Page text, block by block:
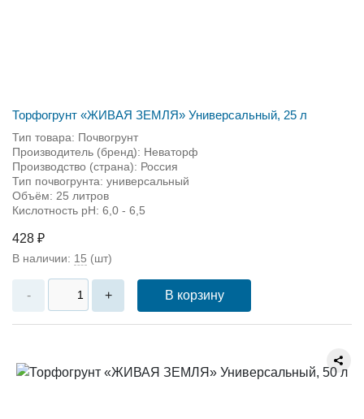
Торфогрунт «ЖИВАЯ ЗЕМЛЯ» Универсальный, 25 л
Тип товара: Почвогрунт
Производитель (бренд): Неваторф
Производство (страна): Россия
Тип почвогрунта: универсальный
Объём: 25 литров
Кислотность pH: 6,0 - 6,5
428 ₽
В наличии: 15 (шт)
- + В корзину